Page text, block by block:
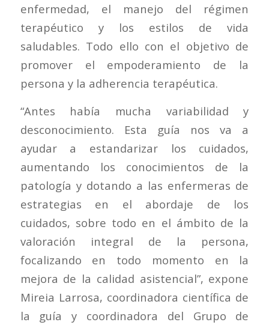
enfermedad, el manejo del régimen
terapéutico y los estilos de vida
saludables. Todo ello con el objetivo de
promover el empoderamiento de la
persona y la adherencia terapéutica.
“Antes había mucha variabilidad y
desconocimiento. Esta guía nos va a
ayudar a estandarizar los cuidados,
aumentando los conocimientos de la
patología y dotando a las enfermeras de
estrategias en el abordaje de los
cuidados, sobre todo en el ámbito de la
valoración integral de la persona,
focalizando en todo momento en la
mejora de la calidad asistencial”, expone
Mireia Larrosa, coordinadora científica de
la guía y coordinadora del Grupo de